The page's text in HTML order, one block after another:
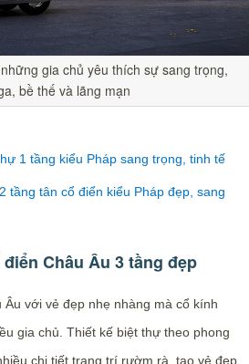
gia chủ yêu thích sự sang trọng,
bề thế và lãng mạn
1 tầng kiểu Pháp sang trọng, tinh tế
tầng tân cổ điển kiểu Pháp đẹp, sang
Châu Âu 3 tầng đẹp
Âu với vẻ đẹp nhẹ nhàng mà cổ kính
gia chủ. Thiết kế biệt thự theo phong
chi tiết trang trí rườm rà, tạo vẻ đẹp